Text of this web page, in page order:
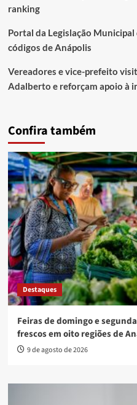
ranking
Portal da Legislação
códigos de Anápolis
Vereadores e vice-prefeito
Adalberto e reforçam apoio à
Confira também
Destaques
Feiras de domingo e
frescos em oito regiões de
9 de agosto de 2026